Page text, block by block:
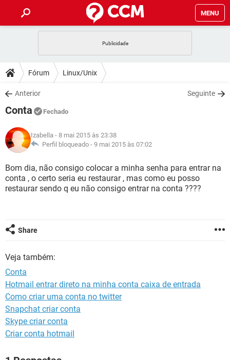
MENU
CELULAR
OUTLOOK
INSTAGRAM
GUIA DE COMPRAS
DICAS
JOGOS
INSTAGRAM
GUIA DE COMPRAS
DOWNLOADS
JOGOS
CELULAR
OUTLOOK EXCEL
INSTAGRAM GMAIL
GUIA DE COMPRAS
JOGOS
CELULAR
OUTLOOK EXCEL
INSTAGRAM GMAIL
GLOSSÁRIO
JOGOS WHATSAPP
CELULAR FACEBOOK
GUIA DE COMPRAS
Fórum Linux/Unix
Anterior Seguinte
Conta Fechado
Izabella - 8 mai 2015 às 23:38
Perfil bloqueado - 9 mai 2015 às 07:02
Bom dia, não consigo colocar a minha senha para entrar na
conta , o certo seria eu restaurar , mas como eu posso
restaurar sendo q eu não consigo entrar na conta ????
Share
Veja também:
Conta
Hotmail entrar direto na minha conta caixa de entrada
Como criar uma conta no twitter
Snapchat criar conta
Skype criar conta
Criar conta hotmail